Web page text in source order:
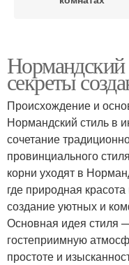
Стиль с
элементами
Частные
Спальни в
стиле
Нормандский
секреты
Происхождение и
Нормандский стиль в
сочетание
провинциального
корни уходят в
где природная
создание уютных и
Основная идея стиля
гостеприимную
простоте и